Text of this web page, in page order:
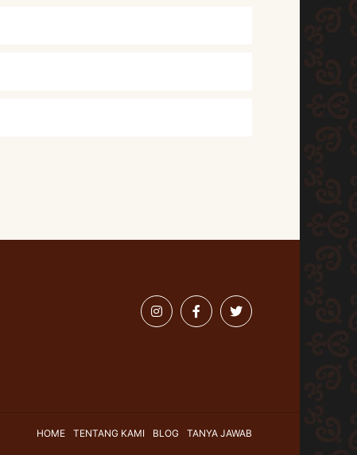
HOME TENTANG KAMI BLOG TANYA JAWAB